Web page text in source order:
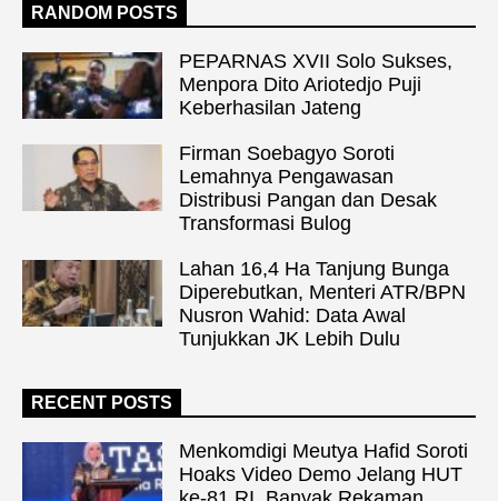
RANDOM POSTS
PEPARNAS XVII Solo Sukses,
Menpora Dito Ariotedjo Puji
Keberhasilan Jateng
Firman Soebagyo Soroti
Lemahnya Pengawasan
Distribusi Pangan dan Desak
Transformasi Bulog
Lahan 16,4 Ha Tanjung Bunga
Diperebutkan, Menteri ATR/BPN
Nusron Wahid: Data Awal
Tunjukkan JK Lebih Dulu
RECENT POSTS
Menkomdigi Meutya Hafid Soroti
Hoaks Video Demo Jelang HUT